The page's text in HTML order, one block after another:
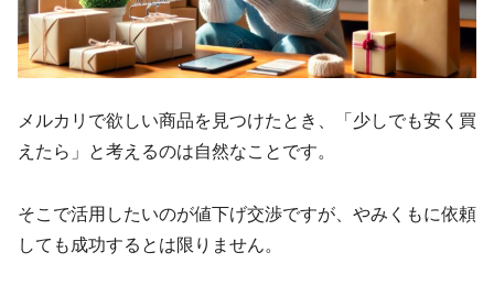
メルカリで欲しい商品を見つけたとき、「少しでも安く買
えたら」と考えるのは自然なことです。
そこで活用したいのが値下げ交渉ですが、やみくもに依頼
しても成功するとは限りません。